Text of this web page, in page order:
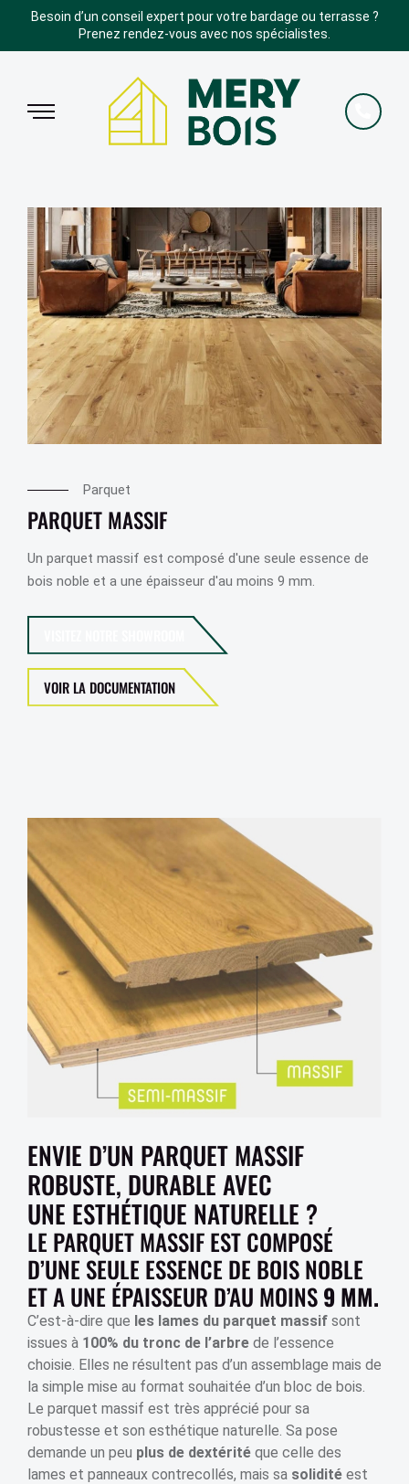
Besoin d’un conseil expert pour votre bardage ou terrasse ?
Prenez rendez-vous avec nos spécialistes.
Parquet
PARQUET MASSIF
Un parquet massif est composé d'une seule essence de
bois noble et a une épaisseur d'au moins 9 mm.
VOIR LA DOCUMENTATION
ENVIE D’UN PARQUET MASSIF
ROBUSTE, DURABLE AVEC
UNE ESTHÉTIQUE NATURELLE ?
LE PARQUET MASSIF EST COMPOSÉ
D’UNE SEULE ESSENCE DE BOIS NOBLE
ET A UNE ÉPAISSEUR D’AU MOINS9 MM.
C’est-à-dire que les lames du parquet massif sont
issues à 100% du tronc de l’arbre de l’essence
choisie. Elles ne résultent pas d’un assemblage mais de
la simple mise au format souhaitée d’un bloc de bois.
Le parquet massif est très apprécié pour sa
robustesse et son esthétique naturelle. Sa pose
demande un peu plus de dextérité que celle des
lames et panneaux contrecollés, mais sa solidité est